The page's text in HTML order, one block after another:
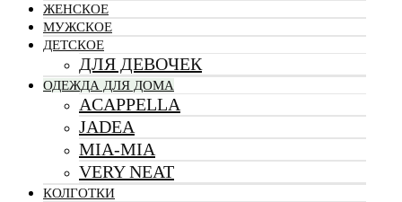
ЖЕНСКОЕ
МУЖСКОЕ
ДЕТСКОЕ
ДЛЯ ДЕВОЧЕК
ОДЕЖДА ДЛЯ ДОМА
ACAPPELLA
JADEA
MIA-MIA
VERY NEAT
КОЛГОТКИ